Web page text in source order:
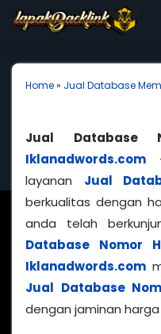
Home» Jual Database
Jual Database
Iklanadwords.com
layanan Jual
berkualitas dengan
anda telah
Database Nomor
Iklanadwords.com
Jual Database
dengan jaminan